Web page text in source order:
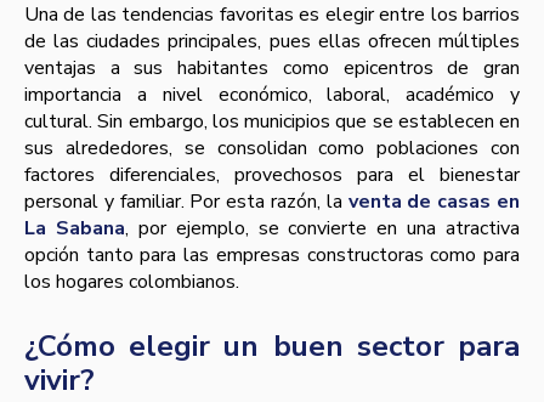
Una de las tendencias favoritas es elegir entre los barrios
de las ciudades principales, pues ellas ofrecen múltiples
ventajas a sus habitantes como epicentros de gran
importancia a nivel económico, laboral, académico y
cultural. Sin embargo, los municipios que se establecen en
sus alrededores, se consolidan como poblaciones con
factores diferenciales, provechosos para el bienestar
personal y familiar. Por esta razón, la venta de casas en
La Sabana, por ejemplo, se convierte en una atractiva
opción tanto para las empresas constructoras como para
los hogares colombianos.
¿Cómo elegir un buen sector para
vivir?